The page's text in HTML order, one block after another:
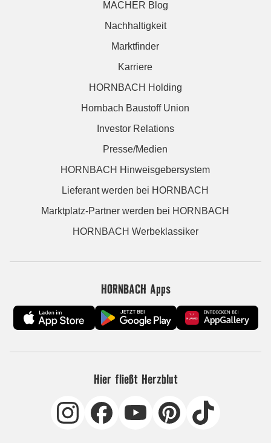
MACHER Blog
Nachhaltigkeit
Marktfinder
Karriere
HORNBACH Holding
Hornbach Baustoff Union
Investor Relations
Presse/Medien
HORNBACH Hinweisgebersystem
Lieferant werden bei HORNBACH
Marktplatz-Partner werden bei HORNBACH
HORNBACH Werbeklassiker
HORNBACH Apps
Hier fließt Herzblut